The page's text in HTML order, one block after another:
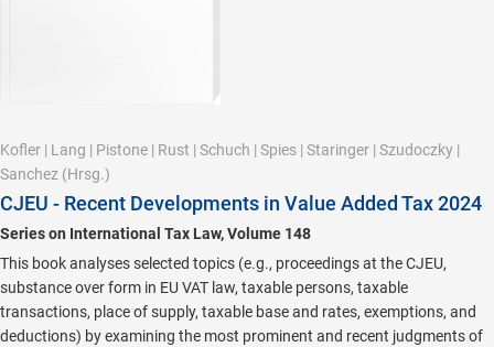
Kofler | Lang | Pistone | Rust | Schuch | Spies | Staringer | Szudoczky |
Sanchez (Hrsg.)
CJEU - Recent Developments in Value Added Tax 2024
Series on International Tax Law, Volume 148
This book analyses selected topics (e.g., proceedings at the CJEU,
substance over form in EU VAT law, taxable persons, taxable
transactions, place of supply, taxable base and rates, exemptions, and
deductions) by examining the most prominent and recent judgments of